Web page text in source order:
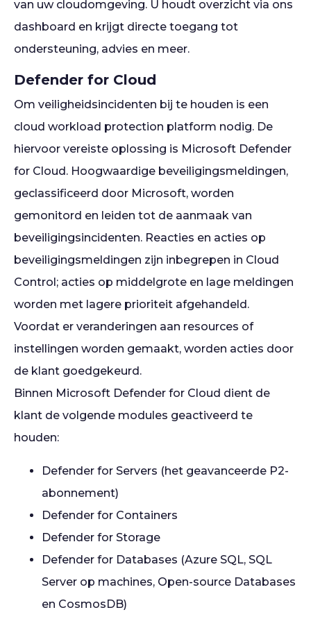
van uw cloudomgeving. U houdt overzicht via ons
dashboard en krijgt directe toegang tot
ondersteuning, advies en meer.
Defender for Cloud
Om veiligheidsincidenten bij te houden is een
cloud workload protection platform nodig. De
hiervoor vereiste oplossing is Microsoft Defender
for Cloud. Hoogwaardige beveiligingsmeldingen,
geclassificeerd door Microsoft, worden
gemonitord en leiden tot de aanmaak van
beveiligingsincidenten. Reacties en acties op
beveiligingsmeldingen zijn inbegrepen in Cloud
Control; acties op middelgrote en lage meldingen
worden met lagere prioriteit afgehandeld.
Voordat er veranderingen aan resources of
instellingen worden gemaakt, worden acties door
de klant goedgekeurd.
Binnen Microsoft Defender for Cloud dient de
klant de volgende modules geactiveerd te
houden:
Defender for Servers (het geavanceerde P2-
abonnement)
Defender for Containers
Defender for Storage
Defender for Databases (Azure SQL, SQL
Server op machines, Open-source Databases
en CosmosDB)